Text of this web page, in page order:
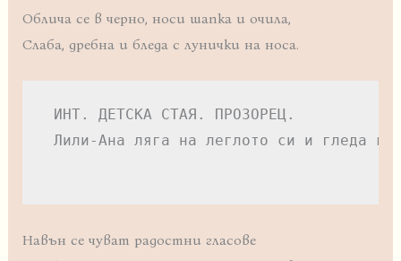
Облича се в черно, носи шапка и очила,
Слаба, дребна и бледа с лунички на носа.
ИНТ. ДЕТСКА СТАЯ. ПРОЗОРЕЦ.
Лили-Ана ляга на леглото си и гледа
Навън се чуват радостни гласове